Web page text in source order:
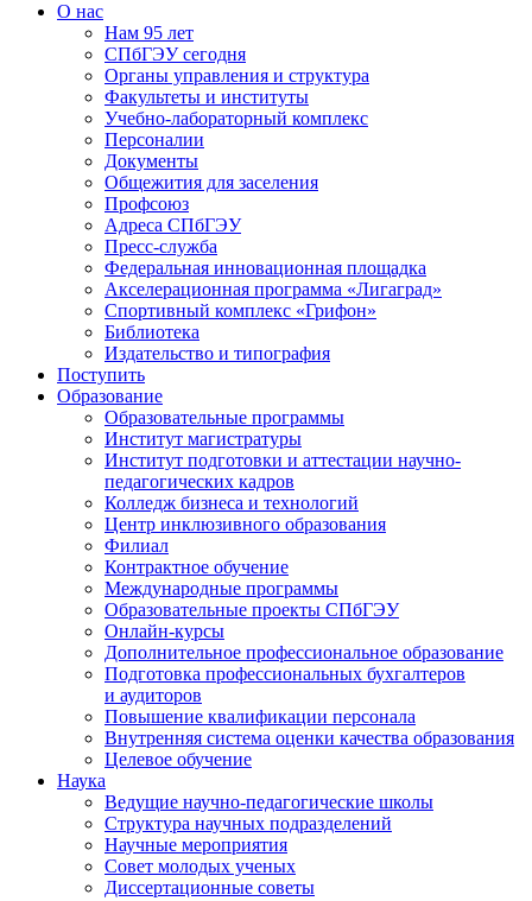
О нас
Нам 95 лет
СПбГЭУ сегодня
Органы управления и структура
Факультеты и институты
Учебно-лабораторный комплекс
Персоналии
Документы
Общежития для заселения
Профсоюз
Адреса СПбГЭУ
Пресс-служба
Федеральная инновационная площадка
Акселерационная программа «Лигаград»­­
Спортивный комплекс «Грифон»
Библиотека
Издательство и типография
Поступить
Образование
Образовательные программы
Институт магистратуры
Институт подготовки и аттестации научно-
педагогических кадров
Колледж бизнеса и технологий
Центр инклюзивного образования
Филиал
Контрактное обучение
Международные программы
Образовательные проекты СПбГЭУ
Онлайн-курсы
Дополнительное профессиональное образование
Подготовка профессиональных бухгалтеров
и аудиторов
Повышение квалификации персонала
Внутренняя система оценки качества образования
Целевое обучение
Наука
Ведущие научно-педагогические школы
Структура научных подразделений
Научные мероприятия
Совет молодых ученых
Диссертационные советы